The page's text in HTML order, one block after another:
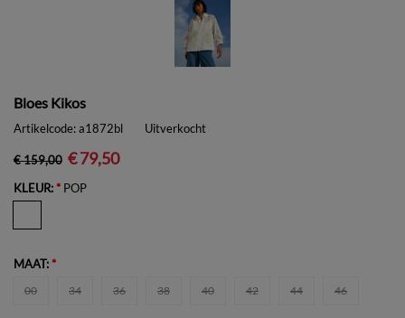
Bloes Kikos
Artikelcode:a1872bl Uitverkocht
€ 159,00 € 79,50
KLEUR:* POP
MAAT:*
00 34 36 38 40 42 44 46